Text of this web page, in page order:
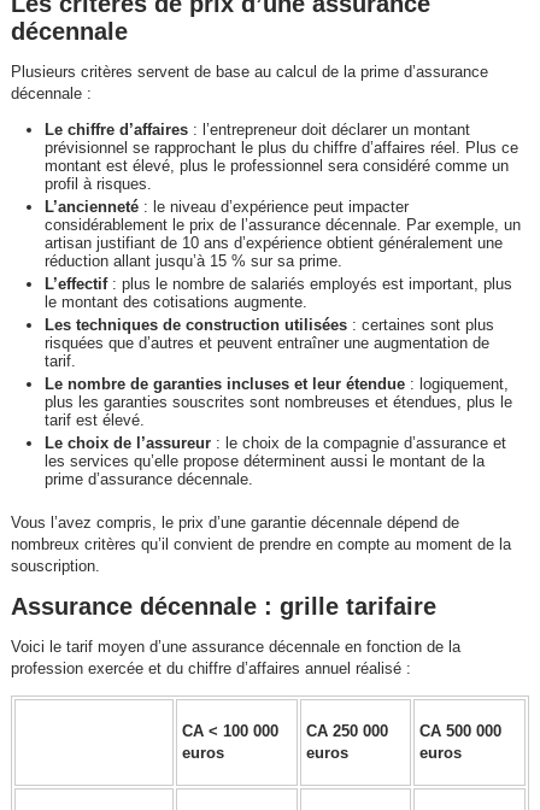
décennale
Plusieurs critères servent de base au calcul de la prime d’assurance
décennale :
Le chiffre d’affaires: l’entrepreneur doit déclarer un montant
prévisionnel se rapprochant le plus du chiffre d’affaires réel. Plus ce
montant est élevé, plus le professionnel sera considéré comme un
profil à risques.
L’ancienneté: le niveau d’expérience peut impacter
considérablement le prix de l’assurance décennale. Par exemple, un
artisan justifiant de 10 ans d’expérience obtient généralement une
réduction allant jusqu’à 15 % sur sa prime.
L’effectif : plus le nombre de salariés employés est important, plus
le montant des cotisations augmente.
Les techniques de construction utilisées: certaines sont plus
risquées que d’autres et peuvent entraîner une augmentation de
tarif.
Le nombre de garanties incluses et leur étendue: logiquement,
plus les garanties souscrites sont nombreuses et étendues, plus le
tarif est élevé.
Le choix de l’assureur: le choix de la compagnie d’assurance et
les services qu’elle propose déterminent aussi le montant de la
prime d’assurance décennale.
Vous l’avez compris, le prix d’une garantie décennale dépend de
nombreux critères qu’il convient de prendre en compte au moment de la
souscription.
Assurance décennale : grille tarifaire
Voici le tarif moyen d’une assurance décennale en fonction de la
profession exercée et du chiffre d’affaires annuel réalisé :
CA < 100 000
euros
CA 250 000
euros
CA 500 000
euros